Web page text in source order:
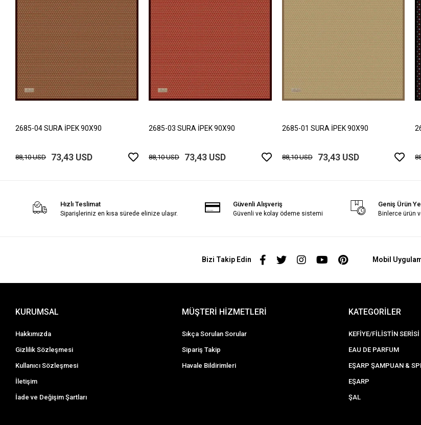
2685-04 SURA İPEK 90X90
88,10 USD 73,43 USD
2685-03 SURA İPEK 90X90
88,10 USD 73,43 USD
2685-01 SURA İPEK 90X90
88,10 USD 73,43 USD
Hızlı Teslimat
Siparişleriniz en kısa sürede elinize ulaşır.
Güvenli Alışveriş
Güvenli ve kolay ödeme sistemi
Geniş Ürün
Binlerce ürün
Bizi Takip Edin Mobil
KURUMSAL
Hakkımızda
Gizlilik Sözleşmesi
Kullanıcı Sözleşmesi
İletişim
İade ve Değişim Şartları
MÜŞTERİ HİZMETLERİ
Sıkça Sorulan Sorular
Sipariş Takip
Havale Bildirimleri
KATEGORİLER
KEFİYE/FİLİSTİN SERİSİ
EAU DE PARFUM
EŞARP ŞAMPUAN &
EŞARP
ŞAL